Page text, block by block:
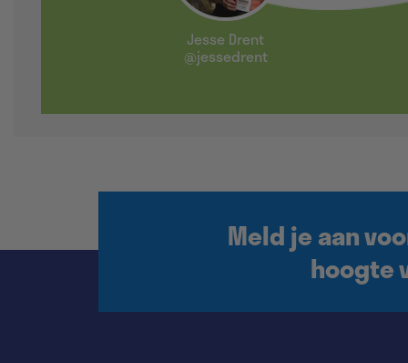
Jesse Drent
@jessedrent
Meld je aan
hoogte